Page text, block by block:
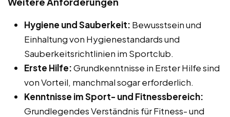
Hygiene und Sauberkeit: Bewusstsein und
Einhaltung von Hygienestandards und
Sauberkeitsrichtlinien im Sportclub.
Erste Hilfe:Grundkenntnisse in Erster Hilfe sind
von Vorteil, manchmal sogar erforderlich.
Kenntnisse im Sport- und Fitnessbereich:
Grundlegendes Verständnis für Fitness- und